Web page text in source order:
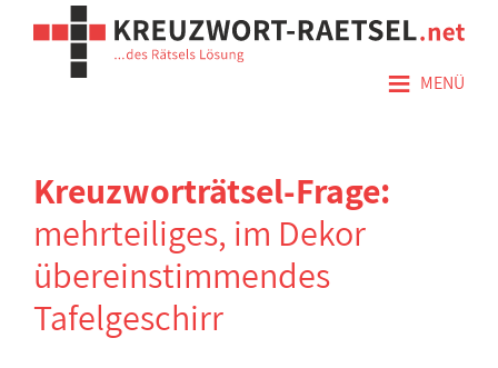
≡ MENÜ
Kreuzworträtsel-Frage:
mehrteiliges, im Dekor
übereinstimmendes
Tafelgeschirr